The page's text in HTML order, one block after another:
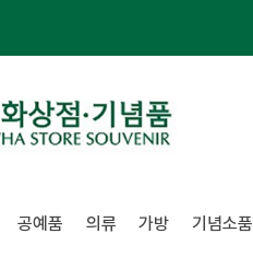
공예품 의류 가방 기념소품